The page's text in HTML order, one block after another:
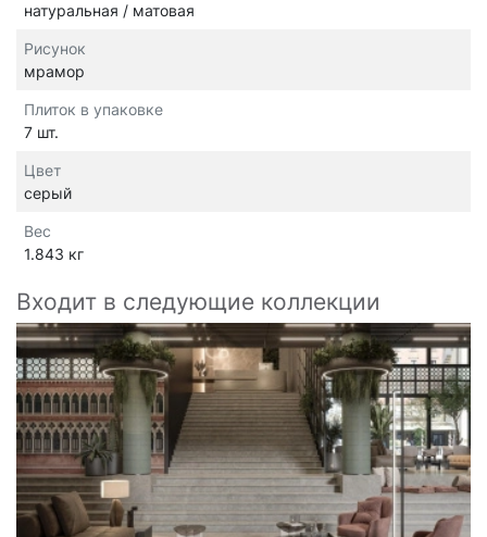
натуральная / матовая
Рисунок
мрамор
Плиток в упаковке
7 шт.
Цвет
серый
Вес
1.843 кг
Входит в следующие коллекции